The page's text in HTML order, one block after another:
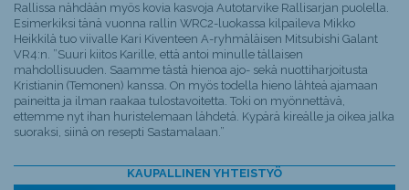
Rallissa nähdään myös kovia kasvoja Autotarvike Rallisarjan puolella.
Esimerkiksi tänä vuonna rallin WRC2-luokassa kilpaileva Mikko
Heikkilä tuo viivalle Kari Kiventeen A-ryhmäläisen Mitsubishi Galant
VR4:n. ”Suuri kiitos Karille, että antoi minulle tällaisen
mahdollisuuden. Saamme tästä hienoa ajo- sekä nuottiharjoitusta
Kristianin (Temonen) kanssa. On myös todella hieno lähteä ajamaan
paineitta ja ilman raakaa tulostavoitetta. Toki on myönnettävä,
ettemme nyt ihan huristelemaan lähdetä. Kypärä kireälle ja oikea jalka
suoraksi, siinä on resepti Sastamalaan.”
KAUPALLINEN YHTEISTYÖ